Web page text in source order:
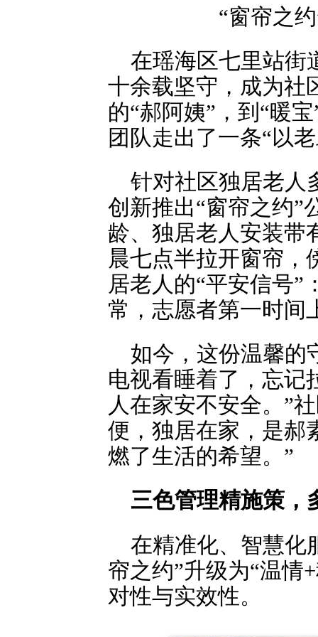
“窗帘之
在瑶海区七里站街
十余载坚守，成为社
的“郝阿姨”，到“暖
团队走出了一条“以
针对社区独居老人
创新推出“窗帘之约
龄、独居老人安装带
晨七点半拉开窗帘，
居老人的“平安信号”
常，志愿者第一时间
如今，这份温馨的
电视看睡着了，忘记
人在家安不安全。”
便，独居在家，是郝
燃了生活的希望。”
三色管理精施策，
在精准化、智慧化
帘之约”升级为“温情
对性与实效性。